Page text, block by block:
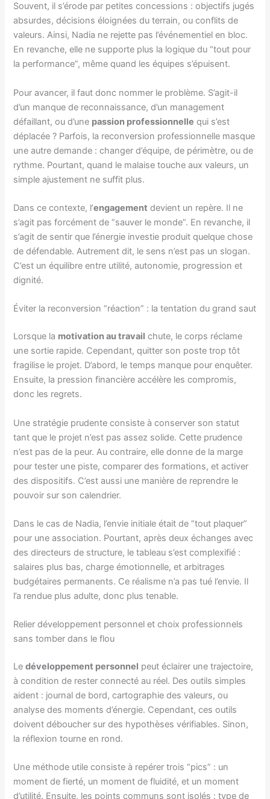
Souvent, il s’érode par petites concessions : objectifs jugés
absurdes, décisions éloignées du terrain, ou conflits de
valeurs. Ainsi, Nadia ne rejette pas l’événementiel en bloc.
En revanche, elle ne supporte plus la logique du “tout pour
la performance”, même quand les équipes s’épuisent.
Pour avancer, il faut donc nommer le problème. S’agit-il
d’un manque de reconnaissance, d’un management
défaillant, ou d’une passion professionnelle qui s’est
déplacée ? Parfois, la reconversion professionnelle masque
une autre demande : changer d’équipe, de périmètre, ou de
rythme. Pourtant, quand le malaise touche aux valeurs, un
simple ajustement ne suffit plus.
Dans ce contexte, l’engagement devient un repère. Il ne
s’agit pas forcément de “sauver le monde”. En revanche, il
s’agit de sentir que l’énergie investie produit quelque chose
de défendable. Autrement dit, le sens n’est pas un slogan.
C’est un équilibre entre utilité, autonomie, progression et
dignité.
Éviter la reconversion “réaction” : la tentation du grand saut
Lorsque la motivation au travail chute, le corps réclame
une sortie rapide. Cependant, quitter son poste trop tôt
fragilise le projet. D’abord, le temps manque pour enquêter.
Ensuite, la pression financière accélère les compromis,
donc les regrets.
Une stratégie prudente consiste à conserver son statut
tant que le projet n’est pas assez solide. Cette prudence
n’est pas de la peur. Au contraire, elle donne de la marge
pour tester une piste, comparer des formations, et activer
des dispositifs. C’est aussi une manière de reprendre le
pouvoir sur son calendrier.
Dans le cas de Nadia, l’envie initiale était de “tout plaquer”
pour une association. Pourtant, après deux échanges avec
des directeurs de structure, le tableau s’est complexifié :
salaires plus bas, charge émotionnelle, et arbitrages
budgétaires permanents. Ce réalisme n’a pas tué l’envie. Il
l’a rendue plus adulte, donc plus tenable.
Relier développement personnel et choix professionnels
sans tomber dans le flou
Ledéveloppement personnel peut éclairer une trajectoire,
à condition de rester connecté au réel. Des outils simples
aident : journal de bord, cartographie des valeurs, ou
analyse des moments d’énergie. Cependant, ces outils
doivent déboucher sur des hypothèses vérifiables. Sinon,
la réflexion tourne en rond.
Une méthode utile consiste à repérer trois “pics” : un
moment de fierté, un moment de fluidité, et un moment
d’utilité. Ensuite, les points communs sont isolés : type de